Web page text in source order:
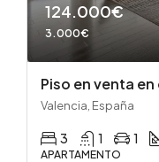
124.000€
3.000€
Piso en venta
Valencia, España
3 1 1
APARTAMENTO